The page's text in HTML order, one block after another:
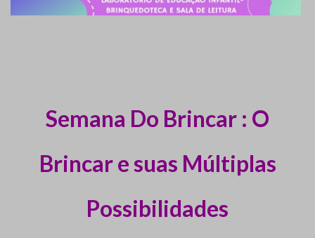
Semana Do Brincar : O
Brincar e suas Múltiplas
Possibilidades